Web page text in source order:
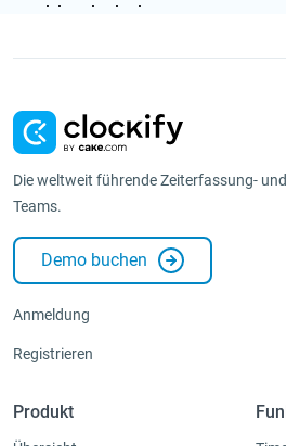
Integrationen & Add-ons
Zeit- und
Projekte
Verwaltung
Apps
Die weltweit führende Zeiterfassung-
Teams.
Demo buchen
Anmeldung
Registrieren
Produkt